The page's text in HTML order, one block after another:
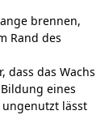
brennen,
Rand des
dass das Wachs
eines
ungenutzt lässt